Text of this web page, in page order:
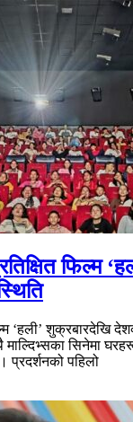
फिल्म
‘हली’ शुक्रबारदेखि
सिनेमा
प्रदर्शनको पहिलो